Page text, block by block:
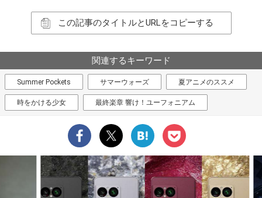
この記事のタイトルとURLをコピーする
関連するキーワード
Summer Pockets サマーウォーズ 夏アニメのススメ
時をかける少女 最終楽章 響け！ユーフォニアム